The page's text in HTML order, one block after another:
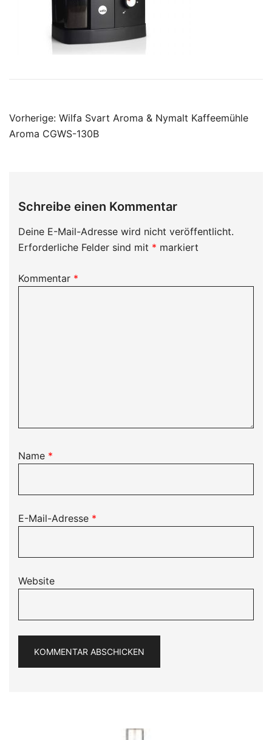
Beitragsnavigation
Vorherige: Wilfa Svart Aroma & Nymalt Kaffeemühle
Aroma CGWS-130B
Schreibe einen Kommentar
Deine E-Mail-Adresse wird nicht veröffentlicht.
Erforderliche Felder sind mit * markiert
Kommentar *
Name *
E-Mail-Adresse *
Website